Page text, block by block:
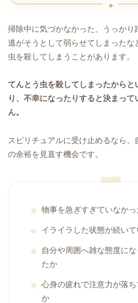
掃除中に気づかなかった、うっかり
逃がそうとして弱らせてしまったな
虫を殺してしまうことがあります。
てんとう虫を殺してしまったからと
り、不幸になったりすると決まっ
ん。
スピリチュアルに受け止めるなら
の余裕を見直す機会です。
物事を急ぎすぎていなか
イライラした状態が続い
自分や周囲へ雑な態度に
たか
心身の疲れで注意力が落
か